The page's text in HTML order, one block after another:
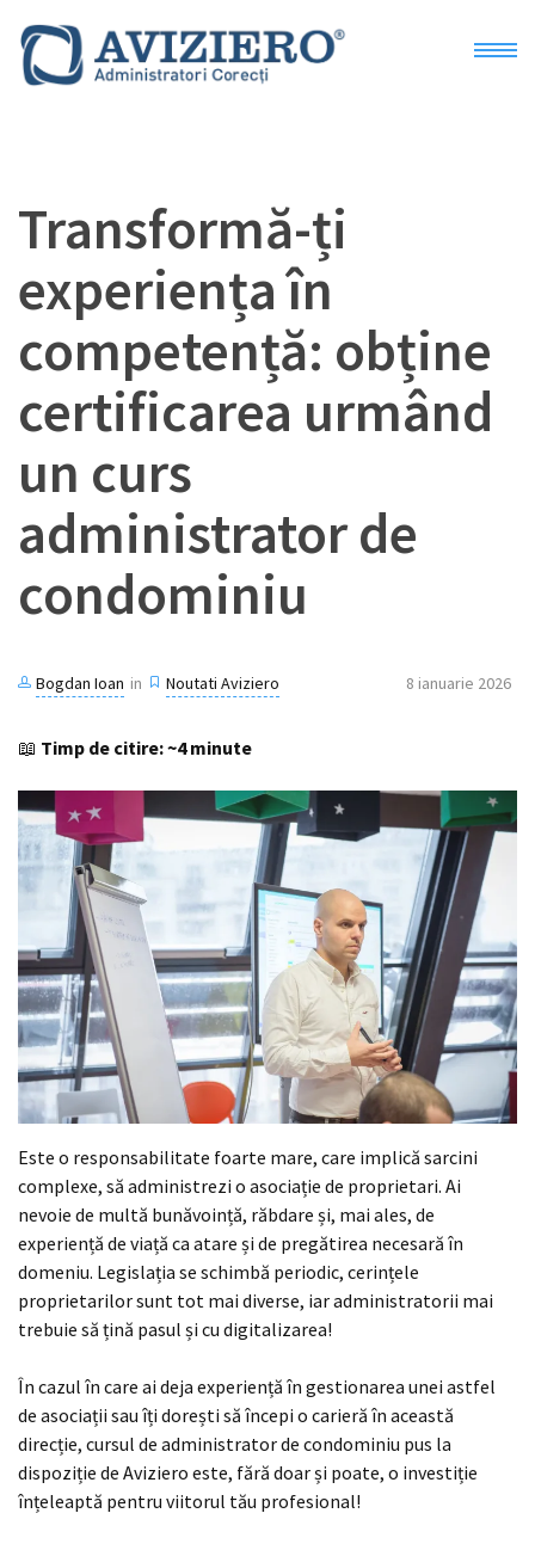
Despre
Preturi
Blog
Curs administratori
Contact
Transformă-ți
experiența în
competență: obține
certificarea urmând
un curs
administrator de
condominiu
Bogdan Ioan in Noutati Aviziero 8 ianuarie 2026
📖 Timp de citire: ~4 minute
Este o responsabilitate foarte mare, care implică sarcini
complexe, să administrezi o asociație de proprietari. Ai
nevoie de multă bunăvoință, răbdare și, mai ales, de
experiență de viață ca atare și de pregătirea necesară în
domeniu. Legislația se schimbă periodic, cerințele
proprietarilor sunt tot mai diverse, iar administratorii mai
trebuie să țină pasul și cu digitalizarea!
În cazul în care ai deja experiență în gestionarea unei astfel
de asociații sau îți dorești să începi o carieră în această
direcție, cursul de administrator de condominiu pus la
dispoziție de Aviziero este, fără doar și poate, o investiție
înțeleaptă pentru viitorul tău profesional!